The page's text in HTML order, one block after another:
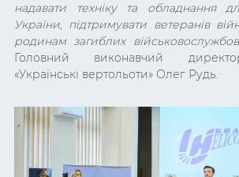
надавати техніку та обладнання
України, підтримувати ветеранів
родинам загиблих
Головний виконавчий
«Українські вертольоти» Олег Рудь.